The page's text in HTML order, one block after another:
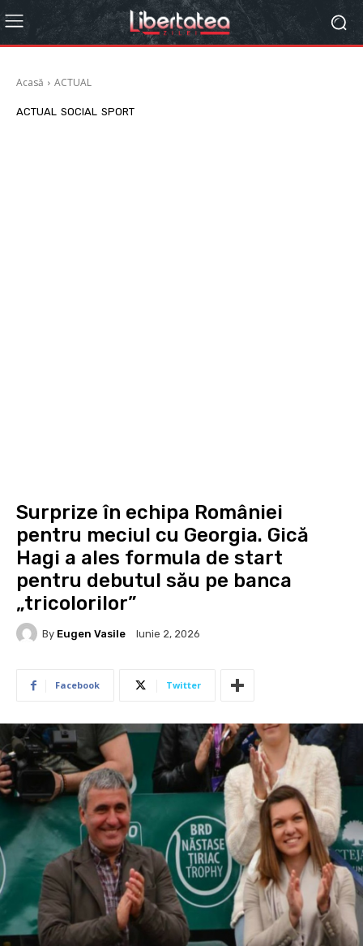
Acasă ACTUAL
ACTUAL SOCIAL SPORT
Surprize în echipa României
pentru meciul cu Georgia. Gică
Hagi a ales formula de start
pentru debutul său pe banca
„tricolorilor”
By Eugen Vasile Iunie 2, 2026
Facebook Twitter